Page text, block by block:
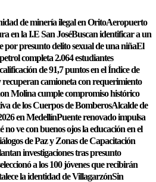
de minería ilegal en OritoAeropuerto
en la I.E San JoséBuscan identificar a un
por presunto delito sexual de una niñaEl
completa 2.064 estudiantes
de 91,7 puntos en el Índice de
camioneta con requerimiento
Molina cumple compromiso histórico
de los Cuerpos de BomberosAlcalde de
en MedellínPuente renovado impulsa
no ve con buenos ojos la educación en el
de Paz y Zonas de Capacitación
investigaciones tras presunto
a los 100 jóvenes que recibirán
la identidad de VillagarzónSin